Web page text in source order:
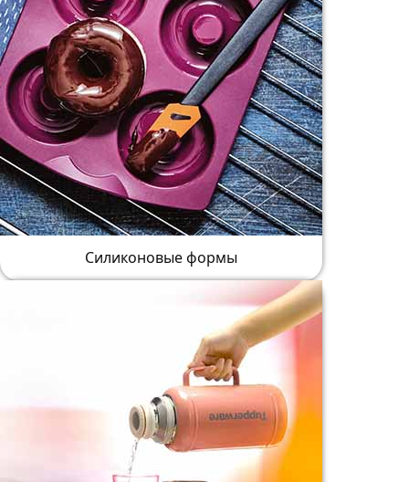
Силиконовые формы